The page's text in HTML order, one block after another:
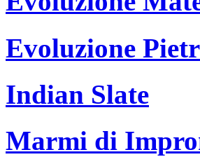
Evoluzione
Indian Slate
Marmi di